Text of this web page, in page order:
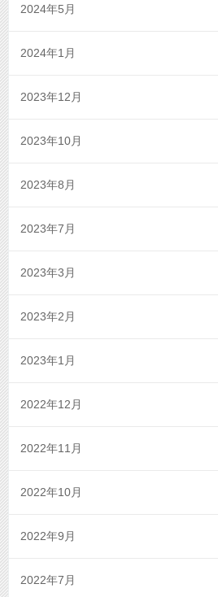
2024年5月
2024年1月
2023年12月
2023年10月
2023年8月
2023年7月
2023年3月
2023年2月
2023年1月
2022年12月
2022年11月
2022年10月
2022年9月
2022年7月